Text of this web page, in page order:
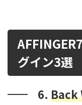
グイン3選
6. Back